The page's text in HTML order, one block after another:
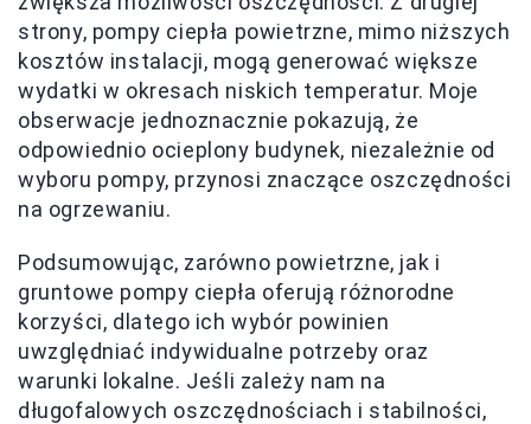
strony, pompy ciepła powietrzne, mimo niższych
kosztów instalacji, mogą generować większe
wydatki w okresach niskich temperatur. Moje
obserwacje jednoznacznie pokazują, że
odpowiednio ocieplony budynek, niezależnie od
wyboru pompy, przynosi znaczące oszczędności
na ogrzewaniu.
Podsumowując, zarówno powietrzne, jak i
gruntowe pompy ciepła oferują różnorodne
korzyści, dlatego ich wybór powinien
uwzględniać indywidualne potrzeby oraz
warunki lokalne. Jeśli zależy nam na
długofalowych oszczędnościach i stabilności,